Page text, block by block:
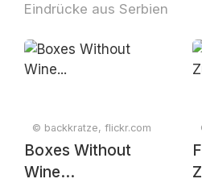
Eindrücke aus Serbien
© backkratze, flickr.com
Boxes Without
Wine...